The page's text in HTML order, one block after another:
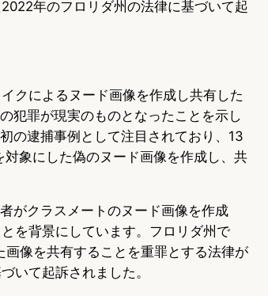
年のフロリダ州の法律に基づいて起
クによるヌード画像を作成し共有した
犯罪が現実のものとなったことを示し
の逮捕事例として注目されており、13
象にした偽のヌード画像を作成し、共
がクラスメートのヌード画像を作成
を背景にしています。フロリダ州で
像を共有することを重罪とする法律が
いて起訴されました。